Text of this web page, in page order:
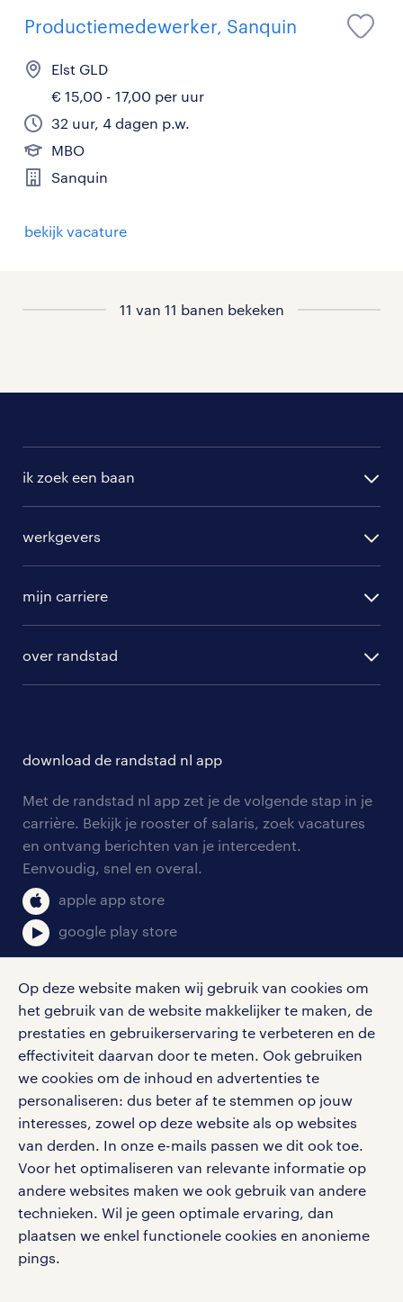
Op deze website maken wij gebruik van cookies om
het gebruik van de website makkelijker te maken, de
prestaties en gebruikerservaring te verbeteren en de
effectiviteit daarvan door te meten. Ook gebruiken
we cookies om de inhoud en advertenties te
personaliseren: dus beter af te stemmen op jouw
interesses, zowel op deze website als op websites
van derden. In onze e-mails passen we dit ook toe.
Voor het optimaliseren van relevante informatie op
andere websites maken we ook gebruik van andere
technieken. Wil je geen optimale ervaring, dan
plaatsen we enkel functionele cookies en anonieme
pings.
Productiemedewerker, Sanquin
Elst GLD
€ 15,00 - 17,00 per uur
32 uur, 4 dagen p.w.
MBO
Sanquin
bekijk vacature
11 van 11 banen bekeken
ik zoek een baan
randstad professional
randstad digital
werkgevers
hr-diensten
branches
tarieven
personeel gezocht
aanmelden nieuwsbrief
mijn carriere
solliciteren
blogs en artikelen
salarischecker
bruto-netto calculator
over randstad
onze vestigingen
pers
klachten en misstanden
download de randstad nl app
Met de randstad nl app zet je de volgende stap in je
carrière. Bekijk je rooster of salaris, zoek vacatures
en ontvang berichten van je intercedent.
Eenvoudig, snel en overal.
apple app store
google play store
social media
Volg ons voor de leukste content omtrent
vacatures, solliciteren en inspiratie.
werken bij randstad
gebruikersvoorwaarden
privacystatement
cookies